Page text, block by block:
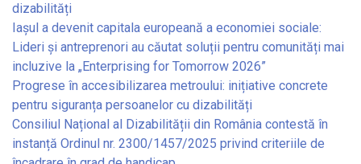
dizabilități
Iașul a devenit capitala europeană a economiei sociale:
Lideri și antreprenori au căutat soluții pentru comunități mai
incluzive la „Enterprising for Tomorrow 2026”
Progrese în accesibilizarea metroului: inițiative concrete
pentru siguranța persoanelor cu dizabilități
Consiliul Național al Dizabilității din România contestă în
instanță Ordinul nr. 2300/1457/2025 privind criteriile de